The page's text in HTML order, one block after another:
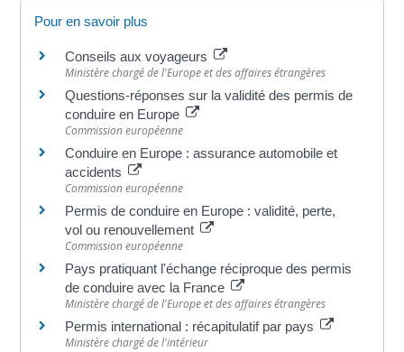
Pour en savoir plus
Conseils aux voyageurs
Ministère chargé de l'Europe et des affaires étrangères
Questions-réponses sur la validité des permis de
conduire en Europe
Commission européenne
Conduire en Europe : assurance automobile et
accidents
Commission européenne
Permis de conduire en Europe : validité, perte,
vol ou renouvellement
Commission européenne
Pays pratiquant l'échange réciproque des permis
de conduire avec la France
Ministère chargé de l'Europe et des affaires étrangères
Permis international : récapitulatif par pays
Ministère chargé de l'intérieur